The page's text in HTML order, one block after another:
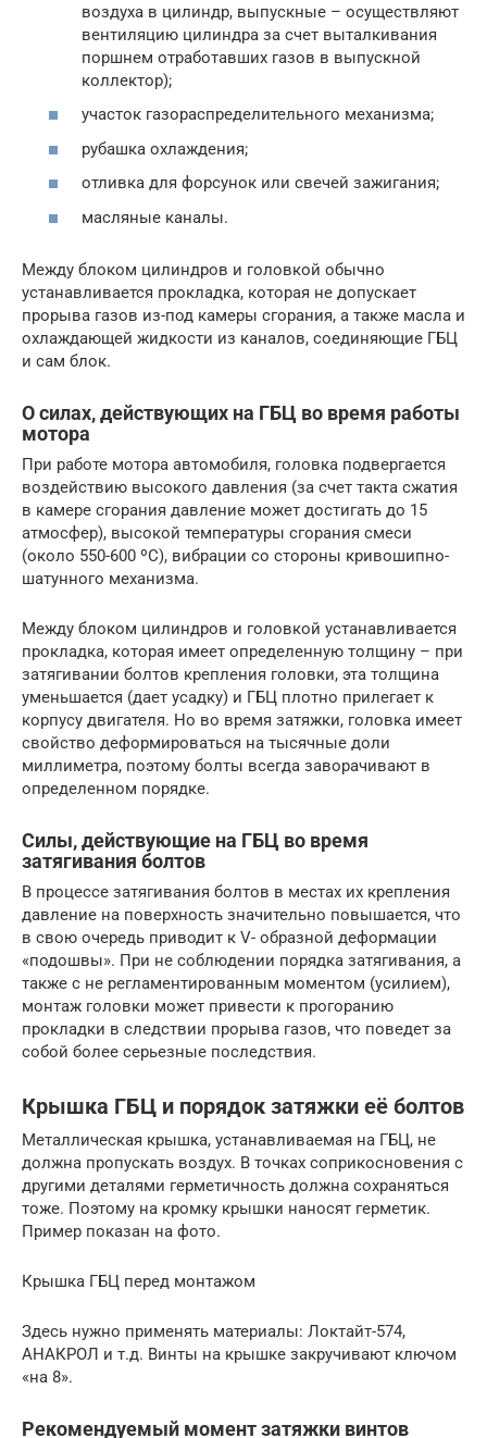
воздуха в цилиндр, выпускные – осуществляют
вентиляцию цилиндра за счет выталкивания
поршнем отработавших газов в выпускной
коллектор);
участок газораспределительного механизма;
рубашка охлаждения;
отливка для форсунок или свечей зажигания;
масляные каналы.
Между блоком цилиндров и головкой обычно
устанавливается прокладка, которая не допускает
прорыва газов из-под камеры сгорания, а также масла и
охлаждающей жидкости из каналов, соединяющие ГБЦ
и сам блок.
О силах, действующих на ГБЦ во время работы
мотора
При работе мотора автомобиля, головка подвергается
воздействию высокого давления (за счет такта сжатия
в камере сгорания давление может достигать до 15
атмосфер), высокой температуры сгорания смеси
(около 550-600 ºС), вибрации со стороны кривошипно-
шатунного механизма.
Между блоком цилиндров и головкой устанавливается
прокладка, которая имеет определенную толщину – при
затягивании болтов крепления головки, эта толщина
уменьшается (дает усадку) и ГБЦ плотно прилегает к
корпусу двигателя. Но во время затяжки, головка имеет
свойство деформироваться на тысячные доли
миллиметра, поэтому болты всегда заворачивают в
определенном порядке.
Силы, действующие на ГБЦ во время
затягивания болтов
В процессе затягивания болтов в местах их крепления
давление на поверхность значительно повышается, что
в свою очередь приводит к V- образной деформации
«подошвы». При не соблюдении порядка затягивания, а
также с не регламентированным моментом (усилием),
монтаж головки может привести к прогоранию
прокладки в следствии прорыва газов, что поведет за
собой более серьезные последствия.
Крышка ГБЦ и порядок затяжки её болтов
Металлическая крышка, устанавливаемая на ГБЦ, не
должна пропускать воздух. В точках соприкосновения с
другими деталями герметичность должна сохраняться
тоже. Поэтому на кромку крышки наносят герметик.
Пример показан на фото.
Крышка ГБЦ перед монтажом
Здесь нужно применять материалы: Локтайт-574,
АНАКРОЛ и т.д. Винты на крышке закручивают ключом
«на 8».
Рекомендуемый момент затяжки винтов